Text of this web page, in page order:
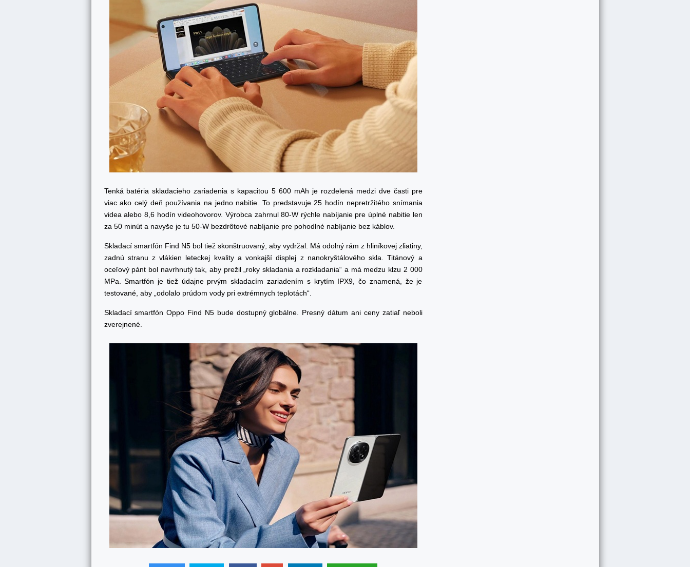
Tenká batéria skladacieho zariadenia s kapacitou 5 600 mAh je rozdelená medzi dve časti pre
viac ako celý deň používania na jedno nabitie. To predstavuje 25 hodín nepretržitého snímania
videa alebo 8,6 hodín videohovorov. Výrobca zahrnul 80-W rýchle nabíjanie pre úplné nabitie len
za 50 minút a navyše je tu 50-W bezdrôtové nabíjanie pre pohodlné nabíjanie bez káblov.
Skladací smartfón Find N5 bol tiež skonštruovaný, aby vydržal. Má odolný rám z hliníkovej zliatiny,
zadnú stranu z vlákien leteckej kvality a vonkajší displej z nanokryštálového skla. Titánový a
oceľový pánt bol navrhnutý tak, aby prežil „roky skladania a rozkladania“ a má medzu klzu 2 000
MPa. Smartfón je tiež údajne prvým skladacím zariadením s krytím IPX9, čo znamená, že je
testované, aby „odolalo prúdom vody pri extrémnych teplotách“.
Skladací smartfón Oppo Find N5 bude dostupný globálne. Presný dátum ani ceny zatiaľ neboli
zverejnené.